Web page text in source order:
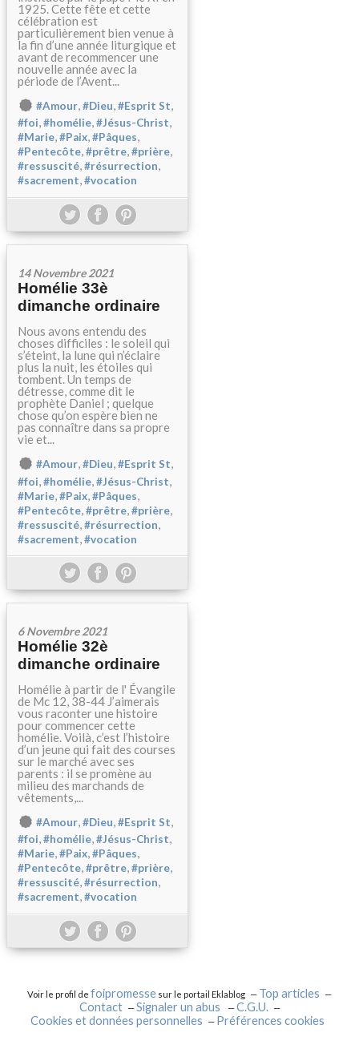
1925. Cette fête et cette
célébration est
particulièrement bien venue à
la fin d’une année liturgique et
avant de recommencer une
nouvelle année avec la
période de l’Avent...
#Amour,#Dieu,#Esprit St,
#foi,#homélie,#Jésus-Christ,
#Marie,#Paix,#Pâques,
#Pentecôte,#prêtre,#prière,
#ressuscité,#résurrection,
#sacrement,#vocation
14 Novembre 2021
Homélie 33è
dimanche ordinaire
Nous avons entendu des
choses difficiles : le soleil qui
s’éteint, la lune qui n’éclaire
plus la nuit, les étoiles qui
tombent. Un temps de
détresse, comme dit le
prophète Daniel ; quelque
chose qu’on espère bien ne
pas connaître dans sa propre
vie et...
#Amour,#Dieu,#Esprit St,
#foi #homélie #Jésus-Christ
#Marie #Paix #Pâques
#Pentecôte #prêtre #prière
#ressuscité #résurrection
#sacrement #vocation
6 Novembre 2021
Homélie 32è
dimanche ordinaire
Homélie à partir de l' Évangile
de Mc 12, 38-44 J’aimerais
vous raconter une histoire
pour commencer cette
homélie. Voilà, c’est l’histoire
d’un jeune qui fait des courses
sur le marché avec ses
parents : il se promène au
milieu des marchands de
vêtements,...
#Amour,#Dieu,#Esprit St,
#foi,#homélie,#Jésus-Christ,
#Marie,#Paix,#Pâques,
#Pentecôte,#prêtre,#prière,
#ressuscité,#résurrection,
#sacrement,#vocation
Voir le profil de foipromesse sur le portail Eklablog
Top articles
Contact
Signaler un abus
C.G.U.
Cookies et données personnelles
Préférences cookies